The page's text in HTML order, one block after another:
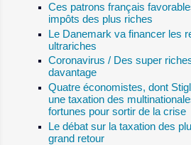
Ces patrons français
impôts des plus riches
Le Danemark va financer les
ultrariches
Coronavirus / Des super
davantage
Quatre économistes, dont
une taxation des
fortunes pour sortir de la crise
Le débat sur la taxation des
grand retour